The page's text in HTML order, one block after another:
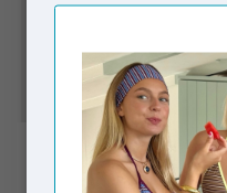
Kali Short Camel